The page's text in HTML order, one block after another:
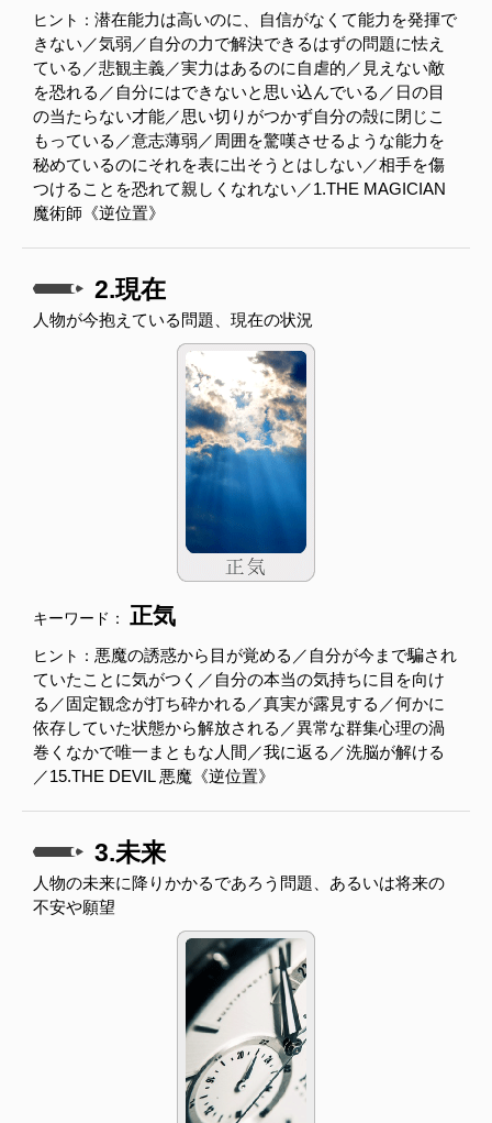
ヒント： 潜在能力は高いのに、自信がなくて能力を発揮で
きない／気弱／自分の力で解決できるはずの問題に怯え
ている／悲観主義／実力はあるのに自虐的／見えない敵
を恐れる／自分にはできないと思い込んでいる／日の目
の当たらない才能／思い切りがつかず自分の殻に閉じこ
もっている／意志薄弱／周囲を驚嘆させるような能力を
秘めているのにそれを表に出そうとはしない／相手を傷
つけることを恐れて親しくなれない／1.THE MAGICIAN
魔術師《逆位置》
2.現在
人物が今抱えている問題、現在の状況
キーワード： 正気
ヒント： 悪魔の誘惑から目が覚める／自分が今まで騙され
ていたことに気がつく／自分の本当の気持ちに目を向け
る／固定観念が打ち砕かれる／真実が露見する／何かに
依存していた状態から解放される／異常な群集心理の渦
巻くなかで唯一まともな人間／我に返る／洗脳が解ける
／15.THE DEVIL 悪魔《逆位置》
3.未来
人物の未来に降りかかるであろう問題、あるいは将来の
不安や願望